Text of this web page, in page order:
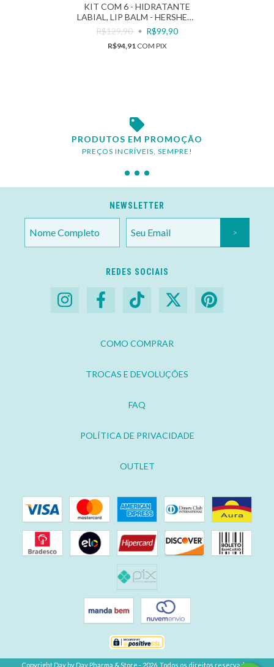
KIT COM 6 - HIDRATANTE
LABIAL, LIP BALM - HERSHEYS
- 25,5G | TASTE BEAUTY
R$129,90 R$99,90
R$94,91 COM PIX
PRODUTOS EM PROMOÇÃO
PREÇOS INCRÍVEIS, SEMPRE!
NEWSLETTER
REDES SOCIAIS
COMO COMPRAR
TROCAS E DEVOLUÇÕES
FAQ
POLÍTICA DE PRIVACIDADE
OUTLET
Copyright Day by Day Pharma & Store - 2026. Todos os direitos reservados.